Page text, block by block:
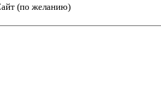
(по желанию)